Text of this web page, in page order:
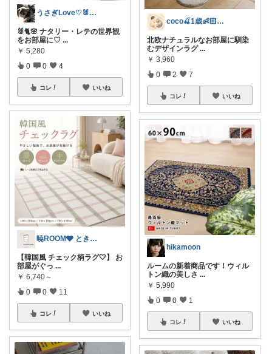
うさぎLove♡🐰みーちゃん🐰
🐰🐈🌸 ナタリー・レテの世界観
をお部屋に♡ ...
￥ 5,280
0 0 4
コレ いいね
暁ROOM🩶 ときめく暮らしのセレクト
【韓国風 チェック柄ラグ🤍】 お
部屋がぐっ ...
￥ 6,740～
0 0 11
コレ いいね
coco🍒1歳👶🏻5歳🐈
北欧ナチュラルなお部屋に馴染
むデザインラグ ...
￥ 3,960
0 2 7
コレ いいね
hikamoon
ルームの新着商品です！ウィル
トン織の美しさ ...
￥ 5,990
0 0 1
コレ いいね